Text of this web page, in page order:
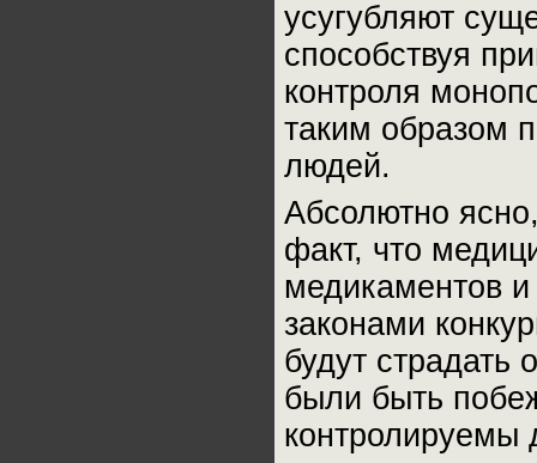
усугубляют
способствуя
контроля
таким образом
людей.
Абсолютно
факт, что
медикаментов
законами
будут страдать
были быть